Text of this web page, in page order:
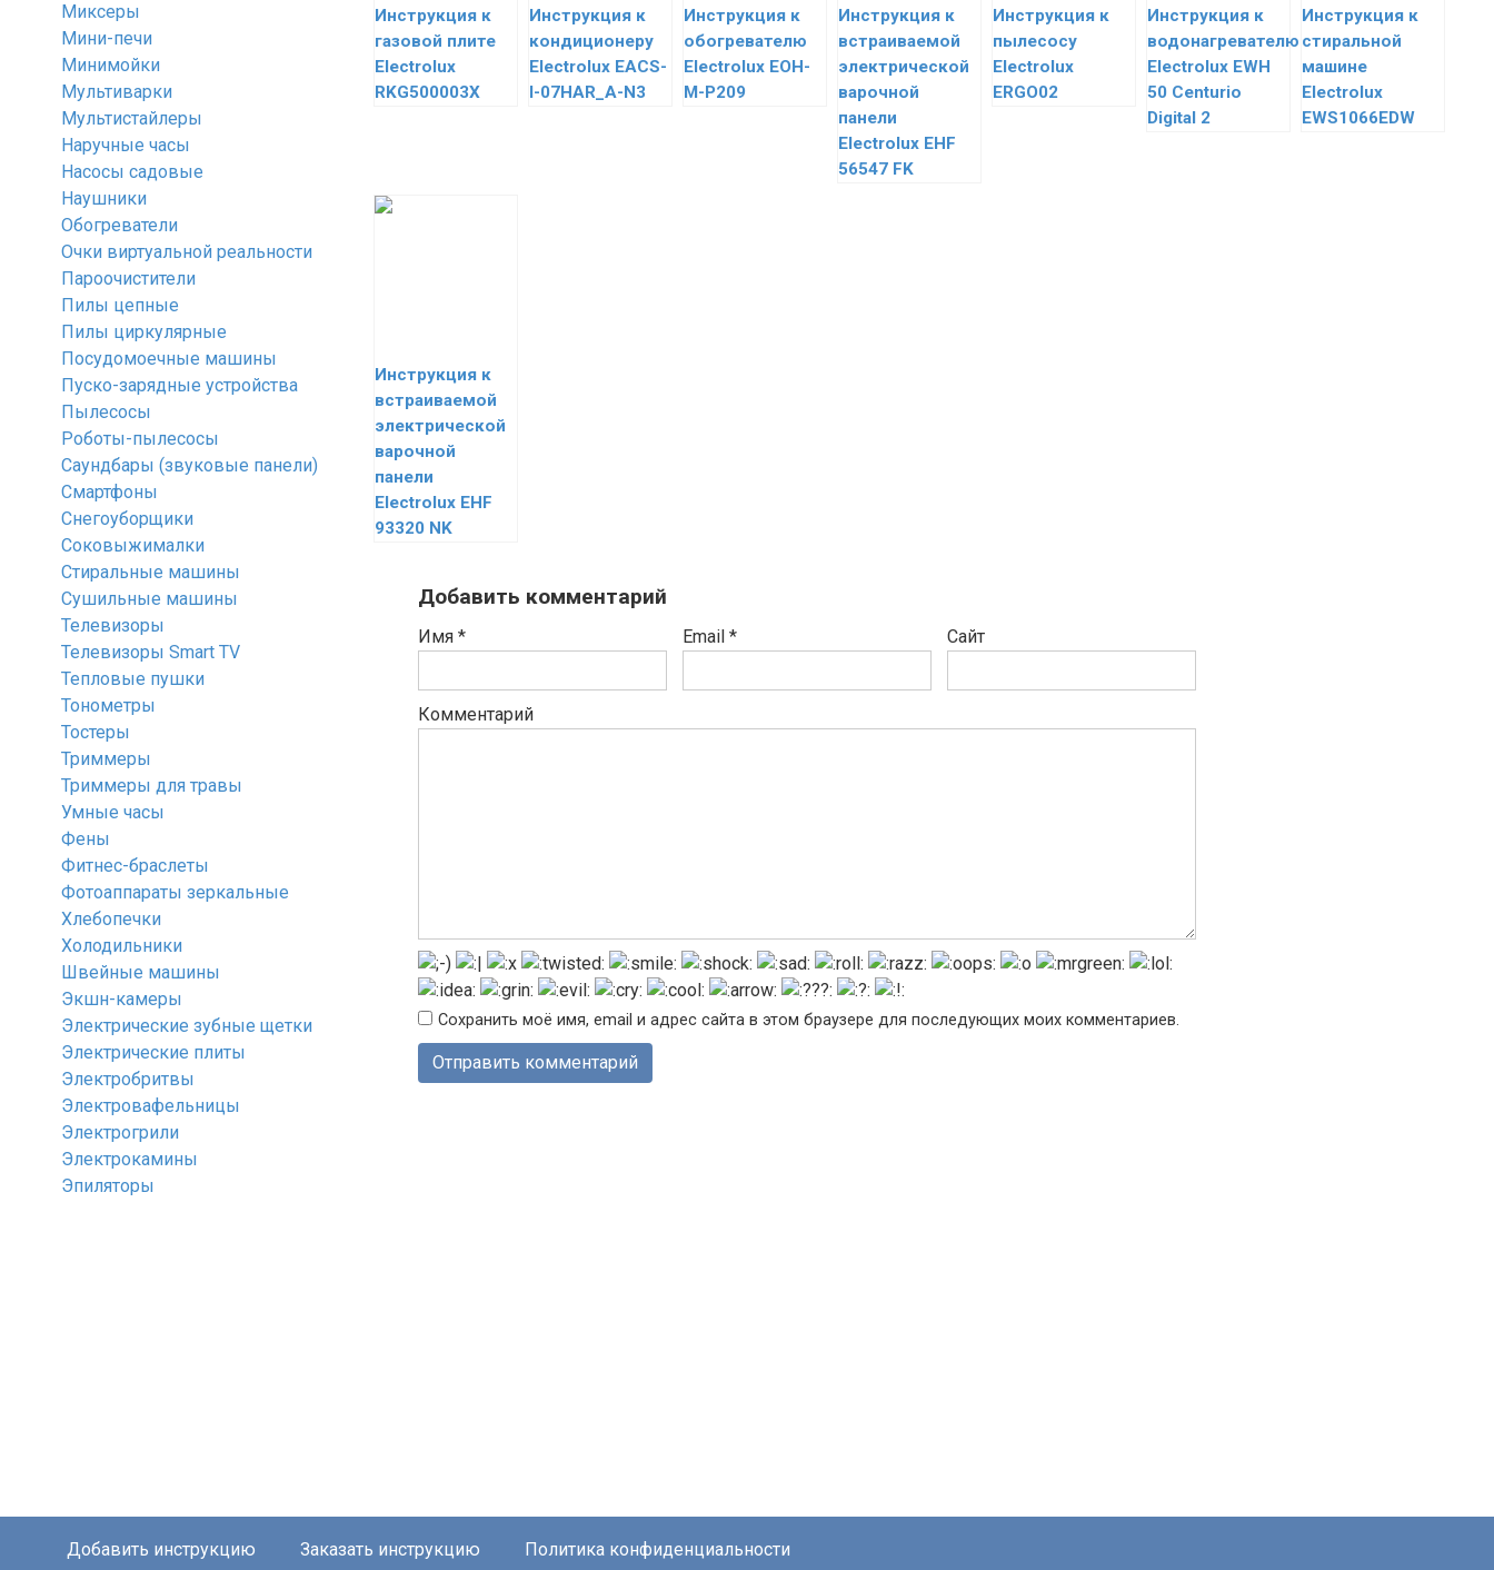
Инструкция к
газовой плите
Electrolux
RKG500003X
Инструкция к
кондиционеру
Electrolux EACS-
I-07HAR_A-N3
Инструкция к
обогревателю
Electrolux EOH-
M-P209
Инструкция к
встраиваемой
электрической
варочной
панели
Electrolux EHF
56547 FK
Инструкция к
пылесосу
Electrolux
ERGO02
Инструкция к
водонагревателю
Electrolux EWH
50 Centurio
Digital 2
Инструкция к
стиральной
машине
Electrolux
EWS1066EDW
Инструкция к
встраиваемой
электрической
варочной
панели
Electrolux EHF
93320 NK
Добавить комментарий
Имя * Email * Сайт
Комментарий
Сохранить моё имя, email и адрес сайта в этом браузере для последующих моих комментариев.
Миксеры
Мини-печи
Минимойки
Мультиварки
Мультистайлеры
Наручные часы
Насосы садовые
Наушники
Обогреватели
Очки виртуальной реальности
Пароочистители
Пилы цепные
Пилы циркулярные
Посудомоечные машины
Пуско-зарядные устройства
Пылесосы
Роботы-пылесосы
Саундбары (звуковые панели)
Смартфоны
Снегоуборщики
Соковыжималки
Стиральные машины
Сушильные машины
Телевизоры
Телевизоры Smart TV
Тепловые пушки
Тонометры
Тостеры
Триммеры
Триммеры для травы
Умные часы
Фены
Фитнес-браслеты
Фотоаппараты зеркальные
Хлебопечки
Холодильники
Швейные машины
Экшн-камеры
Электрические зубные щетки
Электрические плиты
Электробритвы
Электровафельницы
Электрогрили
Электрокамины
Эпиляторы
Добавить инструкцию Заказать инструкцию Политика конфиденциальности